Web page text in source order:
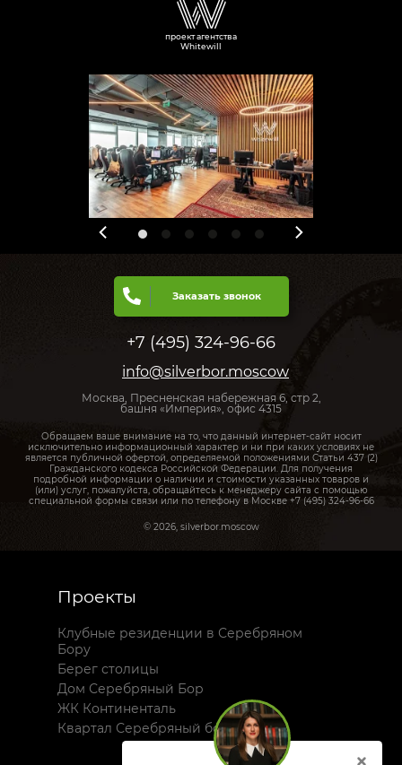
Проекты
Клубные резиденции в Серебряном
Бору
Берег столицы
Дом Серебряный Бор
ЖК Континенталь
Квартал Серебряный бор
Заказать звонок
+7 (495) 324-96-66
info@silverbor.moscow
Москва, Пресненская набережная 6, стр 2,
башня «Империя», офис 4315
Обращаем ваше внимание на то, что данный интернет-сайт носит
исключительно информационный характер и ни при каких условиях не
является публичной офертой, определяемой положениями Статьи 437 (2)
Гражданского кодекса Российской Федерации. Для получения
подробной информации о наличии и стоимости указанных товаров и
(или) услуг, пожалуйста, обращайтесь к менеджеру сайта с помощью
специальной формы связи или по телефону в Москве +7 (495) 324-96-66
© 2026, silverbor.moscow
проект агентства
Whitewill